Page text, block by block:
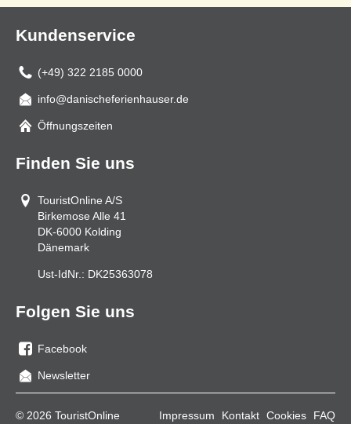
Kundenservice
(+49) 322 2185 0000
Mail
info@danischeferienhauser.de
Öffnungszeiten
Finden Sie uns
TouristOnline A/S
Birkemose Alle 41
DK-6000 Kolding
Dänemark
Ust-IdNr.: DK25363078
Folgen Sie uns
Sie
uns
Facebook
Newsletter
© 2026 TouristOnline Impressum Kontakt Cookies FAQ